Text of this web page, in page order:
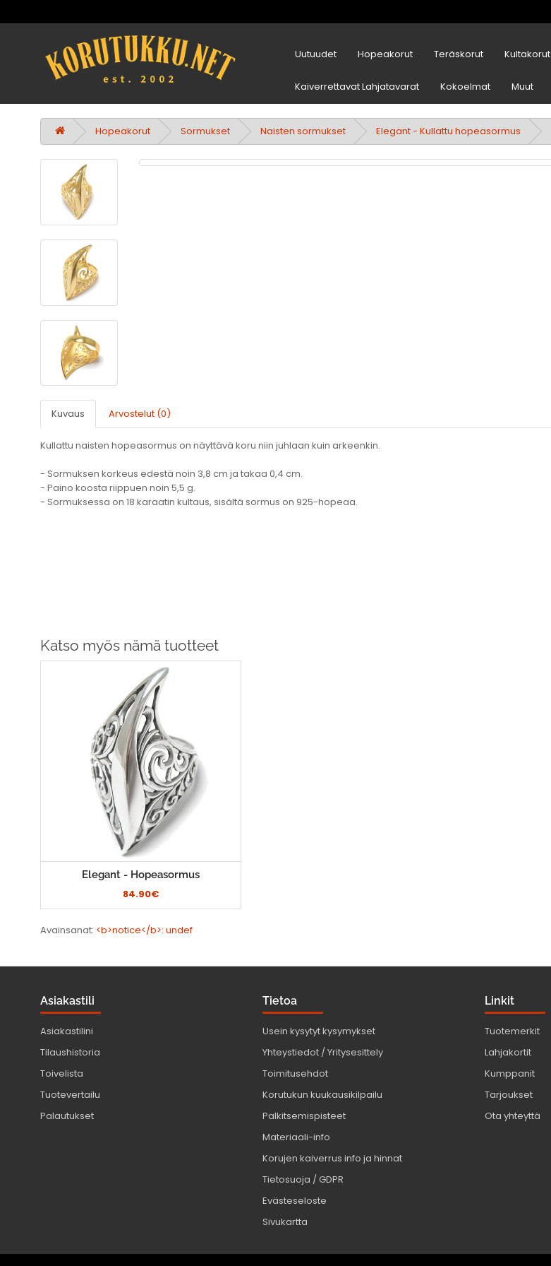
Uutuudet Hopeakorut Teräskorut Kultakorut
Kaiverrettavat Lahjatavarat Kokoelmat Muut
Hopeakorut Sormukset Naisten sormukset Elegant - Kullattu hopeasormus
Kuvaus Arvostelut (0)
Kullattu naisten hopeasormus on näyttävä koru niin juhlaan kuin arkeenkin.
- Sormuksen korkeus edestä noin 3,8 cm ja takaa 0,4 cm.
- Paino koosta riippuen noin 5,5 g.
- Sormuksessa on 18 karaatin kultaus, sisältä sormus on 925-hopeaa.
Katso myös nämä tuotteet
Elegant - Hopeasormus
84.90€
Avainsanat: <b>notice</b>: undef
Asiakastili
Asiakastilini
Tilaushistoria
Toivelista
Tuotevertailu
Palautukset
Tietoa
Usein kysytyt kysymykset
Yhteystiedot / Yritysesittely
Toimitusehdot
Korutukun kuukausikilpailu
Palkitsemispisteet
Materiaali-info
Korujen kaiverrus info ja hinnat
Tietosuoja / GDPR
Evästeseloste
Sivukartta
Linkit
Tuotemerkit
Lahjakortit
Kumppanit
Tarjoukset
Ota yhteyttä